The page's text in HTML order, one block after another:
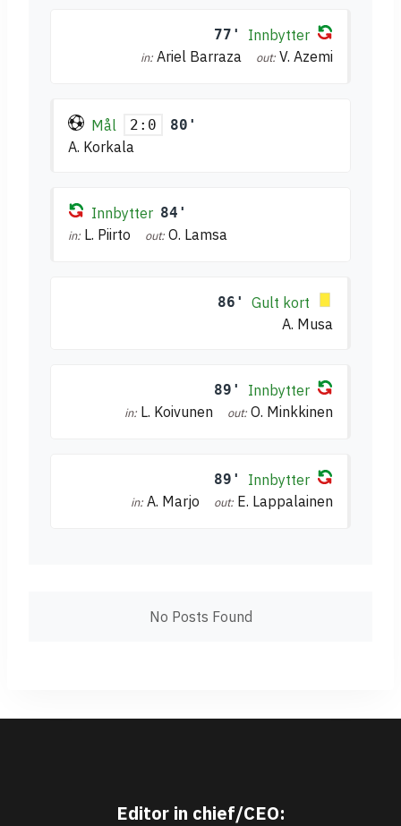
77' Innbytter
in: Ariel Barraza out: V. Azemi
Mål 2:0 80'
A. Korkala
Innbytter 84'
in: L. Piirto out: O. Lamsa
86'
Gult kort
A. Musa
89' Innbytter
in: L. Koivunen out: O. Minkkinen
89' Innbytter
in: A. Marjo out: E. Lappalainen
No Posts Found
Editor in chief/CEO: